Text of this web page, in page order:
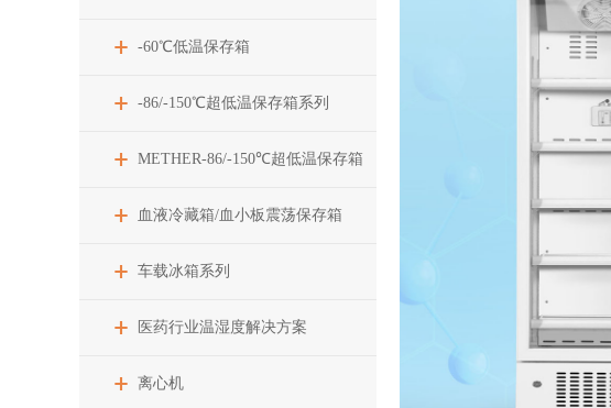
-60℃低温保存箱
-86/-150℃超低温保存箱系列
METHER-86/-150℃超低温保存箱
血液冷藏箱/血小板震荡保存箱
车载冰箱系列
医药行业温湿度解决方案
离心机